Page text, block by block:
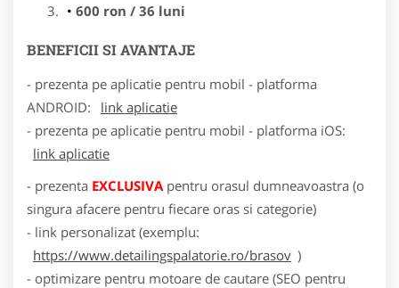
600 ron / 36 luni
BENEFICII SI AVANTAJE
- prezenta pe aplicatie pentru mobil - platforma
ANDROID:
link aplicatie
- prezenta pe aplicatie pentru mobil - platforma iOS:
link aplicatie
- prezenta EXCLUSIVA pentru orasul dumneavoastra (o
singura afacere pentru fiecare oras si categorie)
- link personalizat (exemplu:
https://www.detailingspalatorie.ro/brasov )
- optimizare pentru motoare de cautare (SEO pentru